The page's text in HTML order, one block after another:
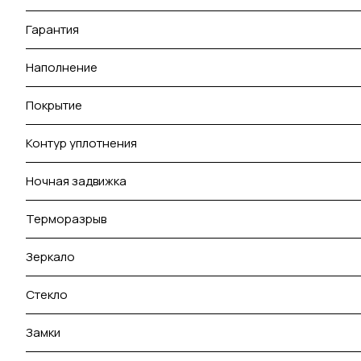
Гарантия
Наполнение
Покрытие
Контур уплотнения
Ночная задвижка
Терморазрыв
Зеркало
Стекло
Замки